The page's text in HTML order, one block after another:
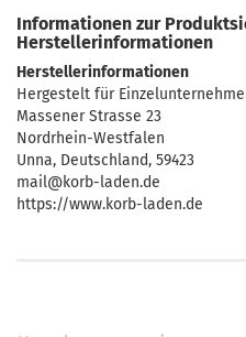
Informationen zur
Herstellerinformationen
Herstellerinformationen
Hergestelt für
Massener Strasse 23
Nordrhein-Westfalen
Unna, Deutschland, 59423
mail@korb-laden.de
https://www.korb-laden.de